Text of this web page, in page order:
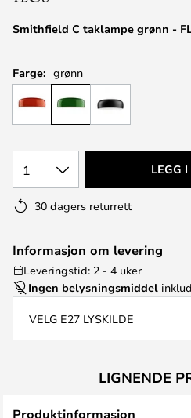
Smithfield C taklampe grønn -
Farge: grønn
1 LEGG
30 dagers returrett
Informasjon om levering
Leveringstid: 2 - 4 uker
Ingen belysningsmiddel
VELG E27 LYSKILDE
LIGNENDE
Produktinformasjon